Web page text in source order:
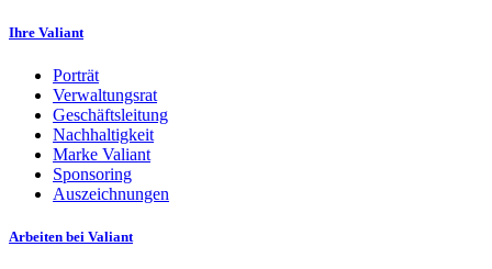
Ihre Valiant
Porträt
Verwaltungsrat
Geschäftsleitung
Nachhaltigkeit
Marke Valiant
Sponsoring
Auszeichnungen
Arbeiten bei Valiant